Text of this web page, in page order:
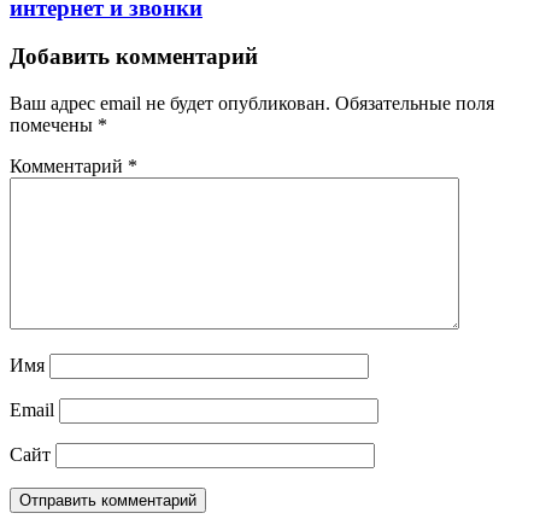
интернет и звонки
Добавить комментарий
Ваш адрес email не будет опубликован. Обязательные поля
помечены *
Комментарий *
Имя
Email
Сайт